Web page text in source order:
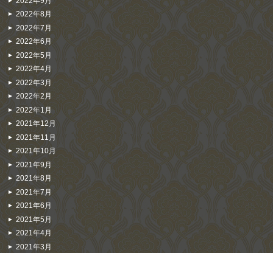
2022年8月
2022年7月
2022年6月
2022年5月
2022年4月
2022年3月
2022年2月
2022年1月
2021年12月
2021年11月
2021年10月
2021年9月
2021年8月
2021年7月
2021年6月
2021年5月
2021年4月
2021年3月